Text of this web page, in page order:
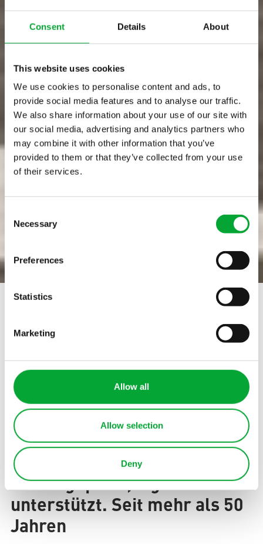
Consent Details About
This website uses cookies
We use cookies to personalise content and ads, to
provide social media features and to analyse our traffic.
We also share information about your use of our site with
our social media, advertising and analytics partners who
may combine it with other information that you’ve
provided to them or that they’ve collected from your use
of their services.
Selection
Necessary
Preferences
Statistics
Marketing
Allow all
Allow selection
Deny
aquatherm
Hersteller von
Rohrleitungssystemen
(PP) __
EINLEITUNG
Für Heizen, Kühlen,
Trinkwasser und Industrie -
sicher geplant, digital
unterstützt. Seit mehr als 50
Jahren